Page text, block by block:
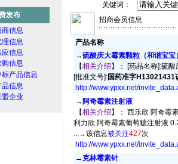
发布
信息
信息
信息
信息
产品信息
信息
企业
关键词：
招商会员信息
产品名称
→硫酸庆大霉素颗粒（和谐宝宝
【相关介绍 】： [药品名称]:硫
[批准文号]:国药准字H13021431
http://www.ypxx.net/
→ 阿奇霉素注射液
【相关介绍 】： 西乐欣 阿奇霉
利力欣 阿奇霉素葡萄糖注射液
...→该信息被关注427次
http://www.ypxx.net/
→克林霉素针